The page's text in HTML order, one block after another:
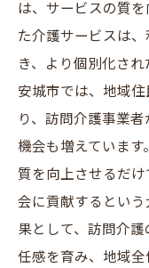
訪問介護
地域に根
求人を通
安城市で
移動支援が鍵
新たな挑戦
移動支援
安城市で
は、サービスの質
た介護サービスは
き、より個別化され
安城市では、地域
り、訪問介護事業
機会も増えていま
質を向上させるだ
会に貢献するとい
果として、訪問介
任感を育み、地域